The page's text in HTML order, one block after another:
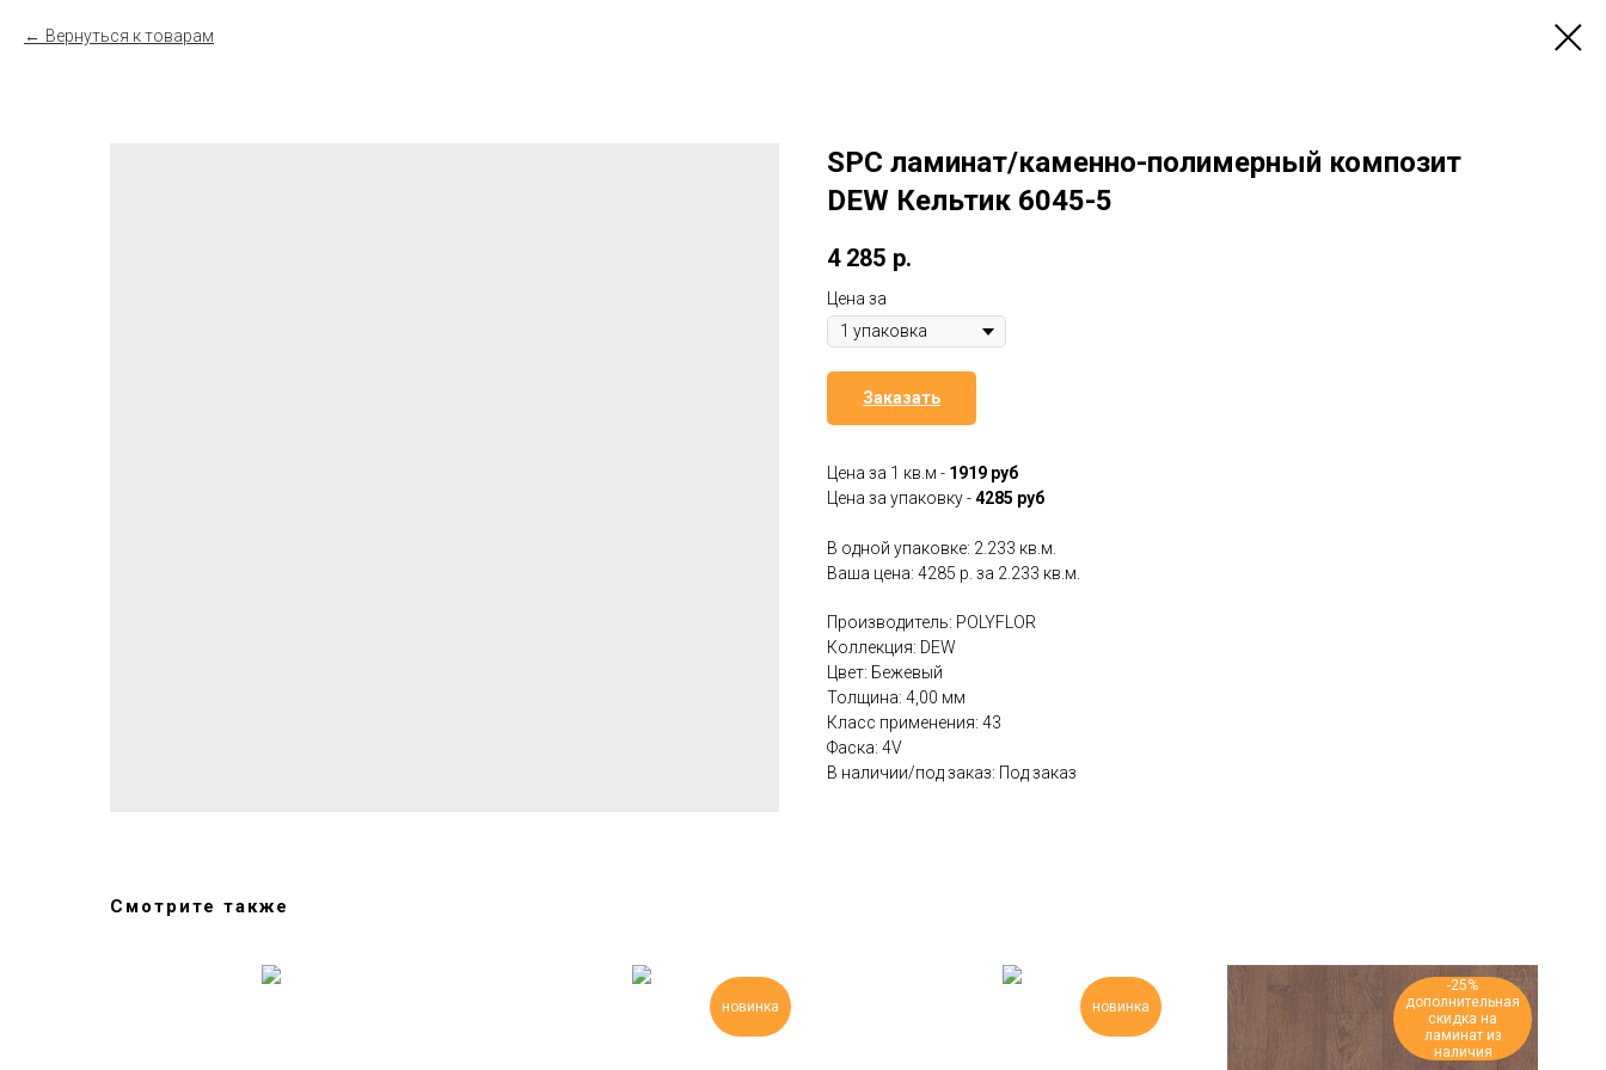
Вернуться к товарам
SPC ламинат/каменно-полимерный композит
DEW Кельтик 6045-5
4 285 р.
Цена за
Заказать
Цена за 1 кв.м - 1919 руб
Цена за упаковку -4285 руб
В одной упаковке: 2.233 кв.м.
Ваша цена: 4285 р. за 2.233 кв.м.
Производитель: POLYFLOR
Коллекция: DEW
Цвет: Бежевый
Толщина: 4,00 мм
Класс применения: 43
Фаска: 4V
В наличии/под заказ: Под заказ
Смотрите также
новинка новинка
-25%
дополнительная
скидка на
ламинат из
наличия